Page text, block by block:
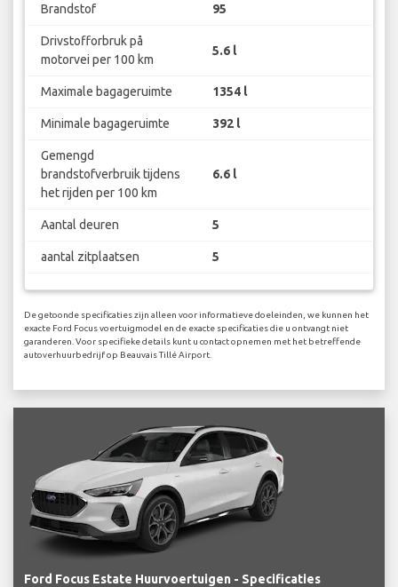
Brandstof 95
Drivstofforbruk på
motorvei per 100 km
5.6 l
Maximale bagageruimte 1354 l
Minimale bagageruimte 392 l
Gemengd
brandstofverbruik tijdens
het rijden per 100 km
6.6 l
Aantal deuren 5
aantal zitplaatsen 5
De getoonde specificaties zijn alleen voor informatieve doeleinden, we kunnen het
exacte Ford Focus voertuigmodel en de exacte specificaties die u ontvangt niet
garanderen. Voor specifieke details kunt u contact opnemen met het betreffende
autoverhuurbedrijf op Beauvais Tillé Airport.
Ford Focus Estate Huurvoertuigen - Specificaties